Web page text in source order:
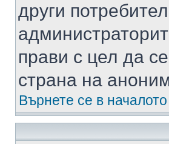
други
прави с цел да
страна на
Върнете се в началото